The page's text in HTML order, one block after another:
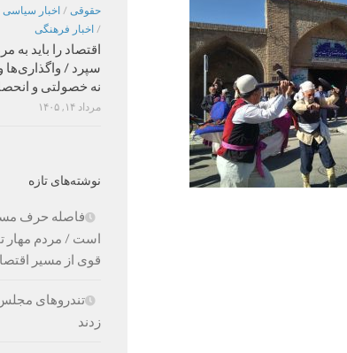
حقوقی / اخبار سیاسی
/ اخبار فرهنگی
اقتصاد را باید به
سپرد / واگذاری‌ها
نه خصولتی و
مرداد ۱۴, ۱۴۰۵
نوشته‌های تازه
فاصله حرف
است / مردم مهار
قوی از مسیر
تندروهای
زدند